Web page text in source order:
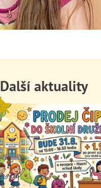
Další aktuality